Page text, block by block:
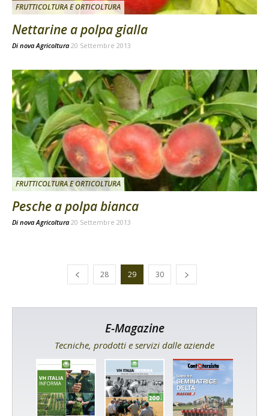
FRUTTICOLTURA E ORTICOLTURA
Nettarine a polpa gialla
Di nova Agricoltura 20 Settembre 2013
FRUTTICOLTURA E ORTICOLTURA
Pesche a polpa bianca
Di nova Agricoltura 20 Settembre 2013
28 29 30
E-Magazine
Tecniche, prodotti e servizi dalle aziende